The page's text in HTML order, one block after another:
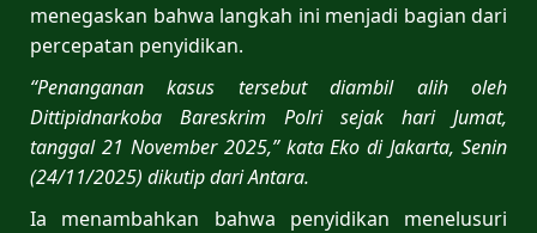
menegaskan bahwa langkah ini menjadi bagian dari
percepatan penyidikan.
“Penanganan kasus tersebut diambil alih oleh
Dittipidnarkoba Bareskrim Polri sejak hari Jumat,
tanggal 21 November 2025,” kata Eko di Jakarta, Senin
(24/11/2025) dikutip dari Antara.
Ia menambahkan bahwa penyidikan menelusuri